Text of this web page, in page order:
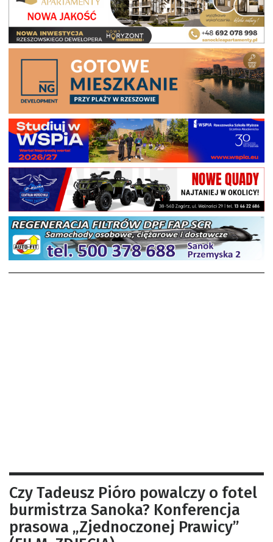
Czy Tadeusz Pióro powalczy o fotel
burmistrza Sanoka? Konferencja
prasowa „Zjednoczonej Prawicy”